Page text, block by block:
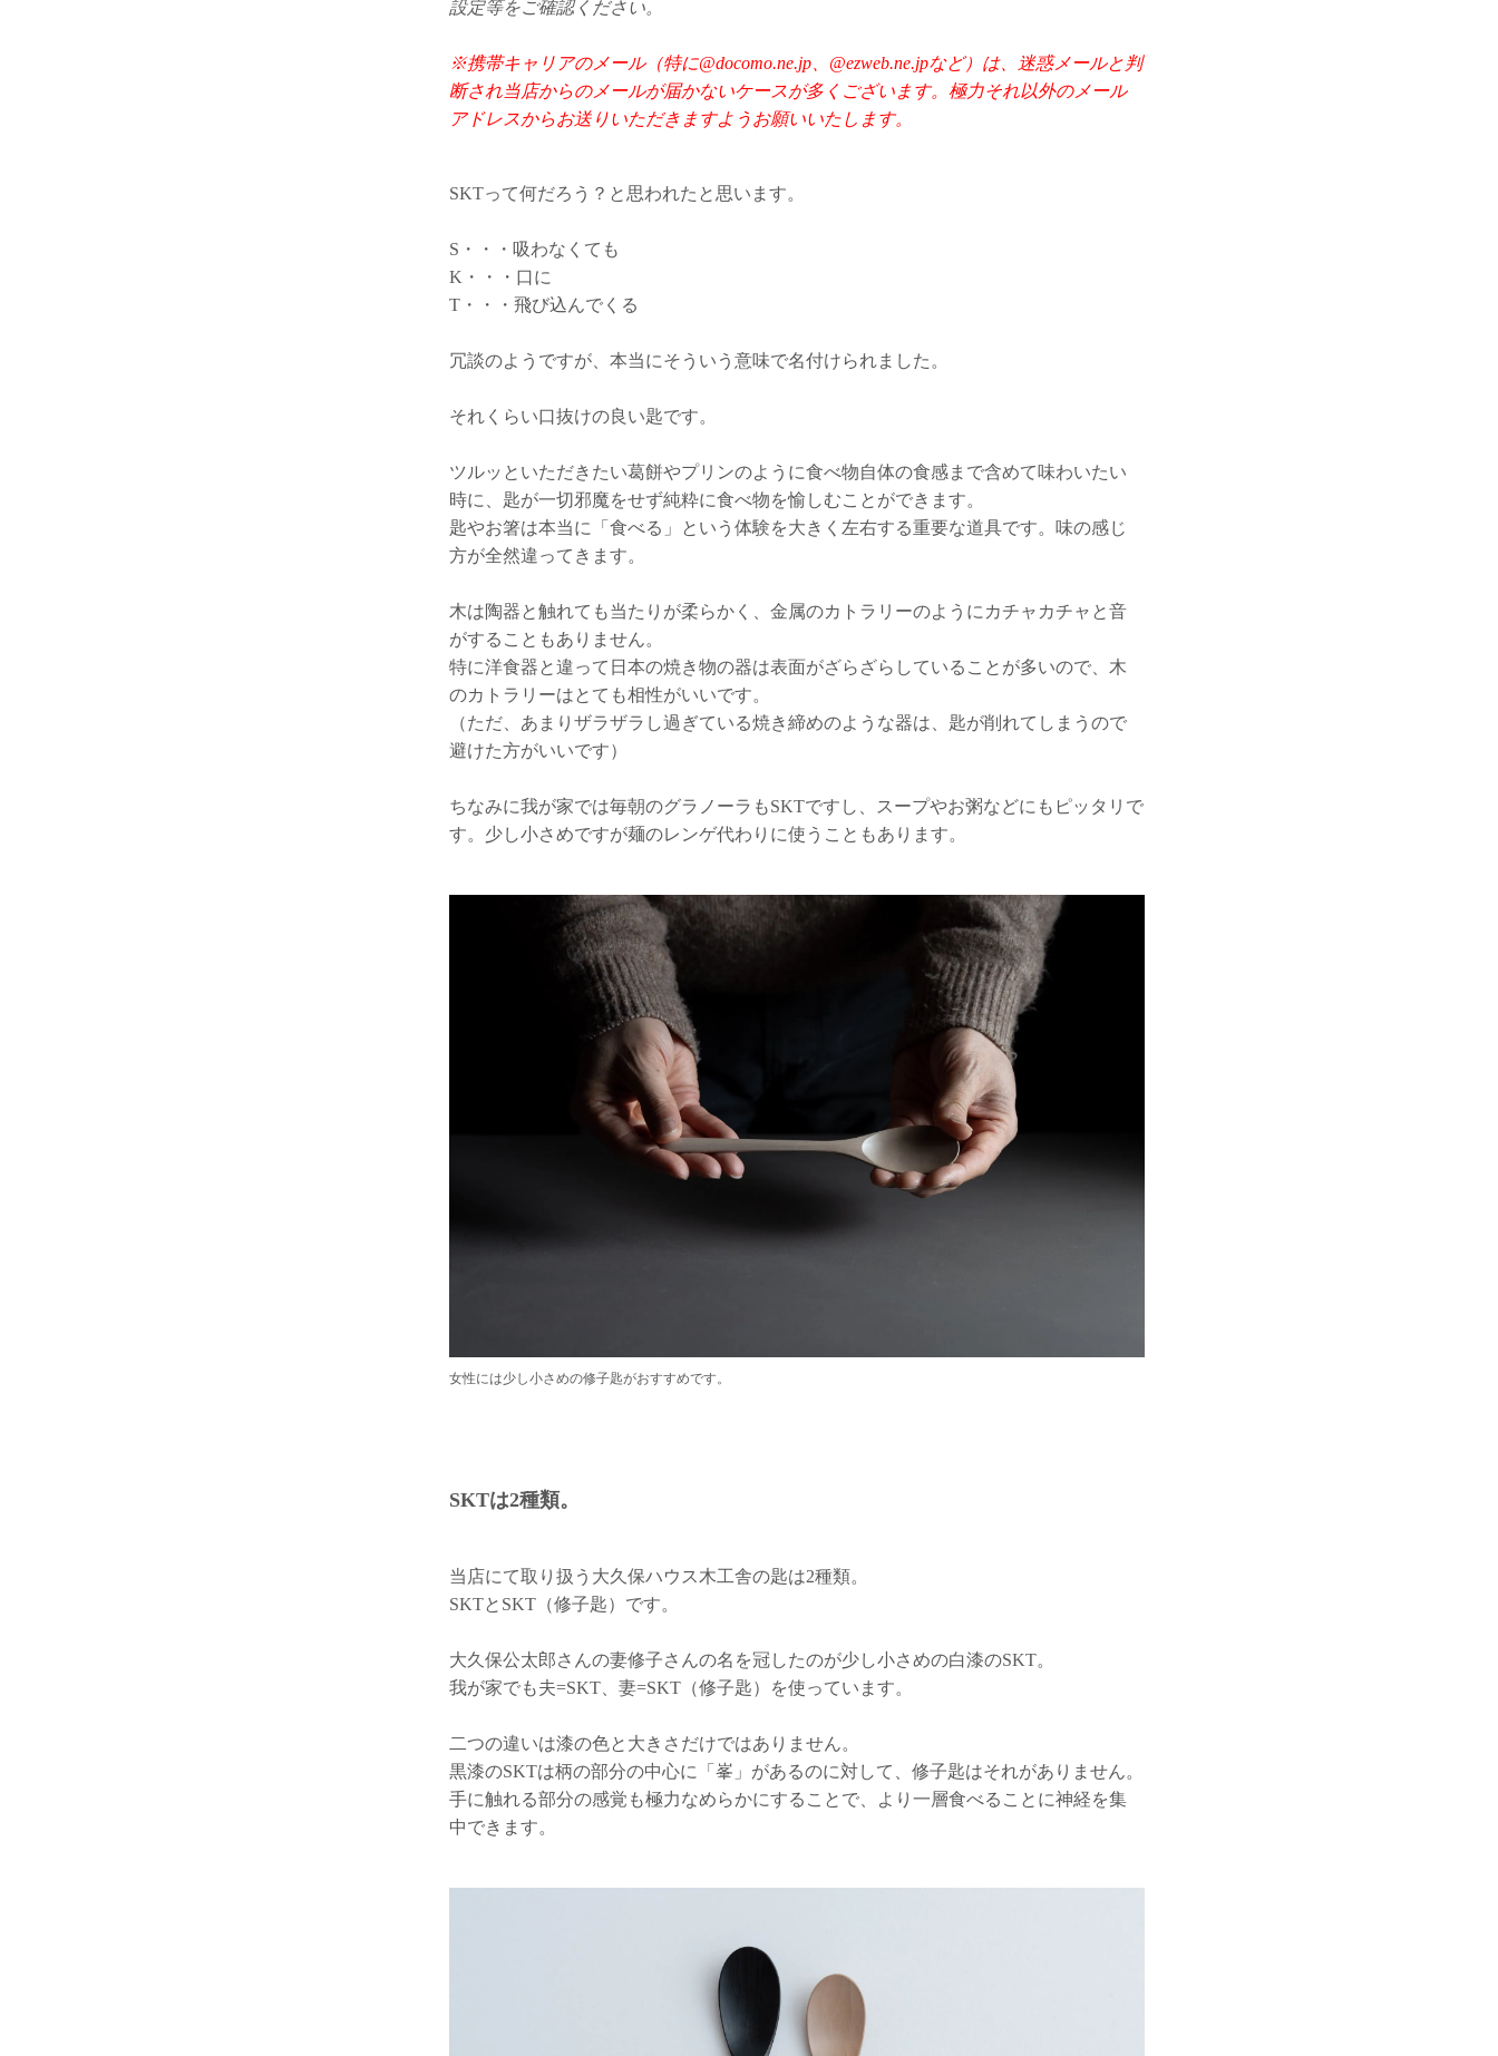
設定等をご確認ください。
※携帯キャリアのメール（特に@docomo.ne.jp、@ezweb.ne.jpなど）は、迷惑メールと判
断され当店からのメールが届かないケースが多くございます。極力それ以外のメール
アドレスからお送りいただきますようお願いいたします。
SKTって何だろう？と思われたと思います。
S・・・吸わなくても
K・・・口に
T・・・飛び込んでくる
冗談のようですが、本当にそういう意味で名付けられました。
それくらい口抜けの良い匙です。
ツルッといただきたい葛餅やプリンのように食べ物自体の食感まで含めて味わいたい
時に、匙が一切邪魔をせず純粋に食べ物を愉しむことができます。
匙やお箸は本当に「食べる」という体験を大きく左右する重要な道具です。味の感じ
方が全然違ってきます。
木は陶器と触れても当たりが柔らかく、金属のカトラリーのようにカチャカチャと音
がすることもありません。
特に洋食器と違って日本の焼き物の器は表面がざらざらしていることが多いので、木
のカトラリーはとても相性がいいです。
（ただ、あまりザラザラし過ぎている焼き締めのような器は、匙が削れてしまうので
避けた方がいいです）
ちなみに我が家では毎朝のグラノーラもSKTですし、スープやお粥などにもピッタリで
す。少し小さめですが麺のレンゲ代わりに使うこともあります。
女性には少し小さめの修子匙がおすすめです。
SKTは2種類。
当店にて取り扱う大久保ハウス木工舎の匙は2種類。
SKTとSKT（修子匙）です。
大久保公太郎さんの妻修子さんの名を冠したのが少し小さめの白漆のSKT。
我が家でも夫=SKT、妻=SKT（修子匙）を使っています。
二つの違いは漆の色と大きさだけではありません。
黒漆のSKTは柄の部分の中心に「峯」があるのに対して、修子匙はそれがありません。
手に触れる部分の感覚も極力なめらかにすることで、より一層食べることに神経を集
中できます。